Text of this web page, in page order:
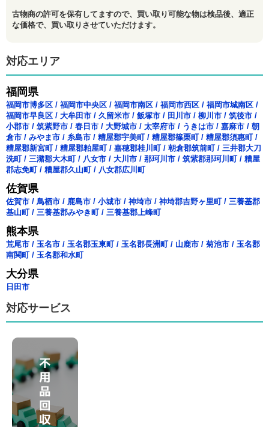
古物商の許可を保有してますので、買い取り可能な物は検品後、適正
な価格で、買い取りさせていただけます。
対応エリア
福岡県
福岡市博多区 / 福岡市中央区 / 福岡市南区 / 福岡市西区 / 福岡市城南区 /
福岡市早良区 / 大牟田市 / 久留米市 / 飯塚市 / 田川市 / 柳川市 / 筑後市 /
小郡市 / 筑紫野市 / 春日市 / 大野城市 / 太宰府市 / うきは市 / 嘉麻市 / 朝
倉市 / みやま市 / 糸島市 / 糟屋郡宇美町/ 糟屋郡篠栗町/ 糟屋郡須惠町/
糟屋郡新宮町/ 糟屋郡粕屋町/ 嘉穂郡桂川町/ 朝倉郡筑前町/ 三井郡大刀
洗町/ 三潴郡大木町/ 八女市 / 大川市 / 那珂川市 / 筑紫郡那珂川町/ 糟屋
郡志免町/ 糟屋郡久山町/ 八女郡広川町
佐賀県
佐賀市 / 鳥栖市 / 鹿島市 / 小城市 / 神埼市 / 神埼郡吉野ヶ里町/ 三養基郡
基山町/ 三養基郡みやき町/ 三養基郡上峰町
熊本県
荒尾市 / 玉名市 / 玉名郡玉東町/ 玉名郡長洲町/ 山鹿市 / 菊池市 / 玉名郡
南関町/ 玉名郡和水町
大分県
日田市
対応サービス